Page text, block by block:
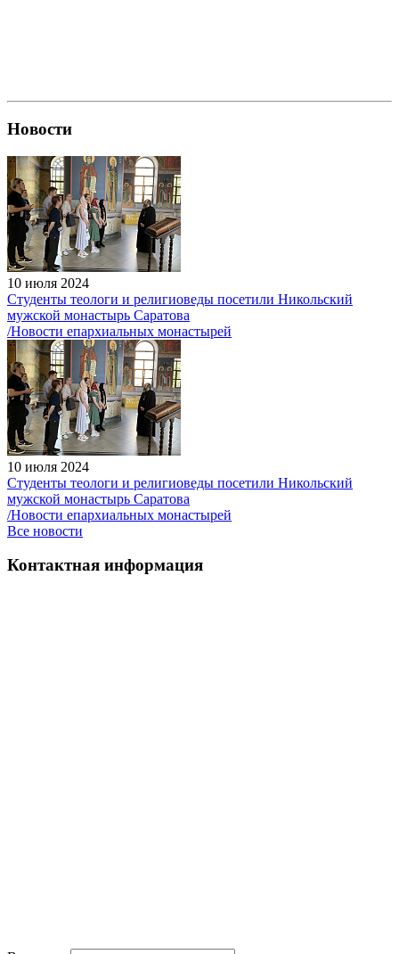
Новости
10 июля 2024
Студенты теологи и религиоведы посетили Никольский
мужской монастырь Саратова
/Новости епархиальных монастырей
10 июля 2024
Студенты теологи и религиоведы посетили Никольский
мужской монастырь Саратова
/Новости епархиальных монастырей
Все новости
Контактная информация